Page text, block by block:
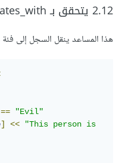
2.12 يتحقق بـ validates_with
هذا المساعد ينقل السجل إلى
==
"Evil"
] <<
"This person is